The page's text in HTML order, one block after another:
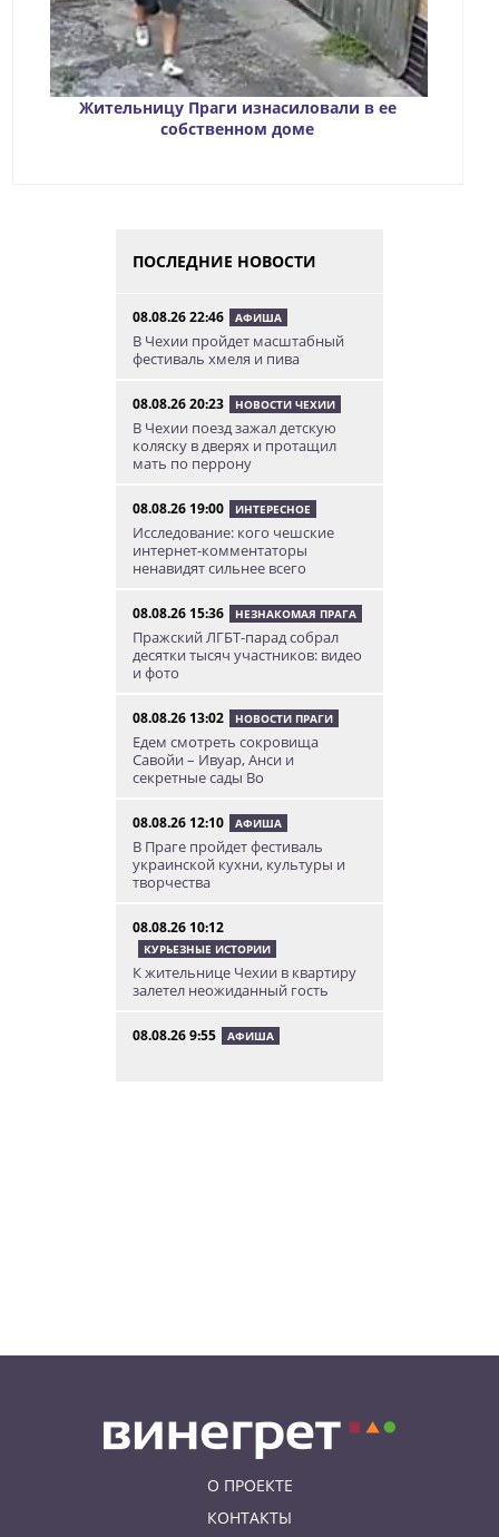
Жительницу Праги изнасиловали в ее
собственном доме
ПОСЛЕДНИЕ НОВОСТИ
08.08.26 22:46 АФИША
В Чехии пройдет масштабный
фестиваль хмеля и пива
08.08.26 20:23 НОВОСТИ ЧЕХИИ
В Чехии поезд зажал детскую
коляску в дверях и протащил
мать по перрону
08.08.26 19:00 ИНТЕРЕСНОЕ
Исследование: кого чешские
интернет-комментаторы
ненавидят сильнее всего
08.08.26 15:36 НЕЗНАКОМАЯ ПРАГА
Пражский ЛГБТ-парад собрал
десятки тысяч участников: видео
и фото
08.08.26 13:02 НОВОСТИ ПРАГИ
Едем смотреть сокровища
Савойи – Ивуар, Анси и
секретные сады Во
08.08.26 12:10 АФИША
В Праге пройдет фестиваль
украинской кухни, культуры и
творчества
08.08.26 10:12
КУРЬЕЗНЫЕ ИСТОРИИ
К жительнице Чехии в квартиру
залетел неожиданный гость
08.08.26 9:55 АФИША
О ПРОЕКТЕ
КОНТАКТЫ